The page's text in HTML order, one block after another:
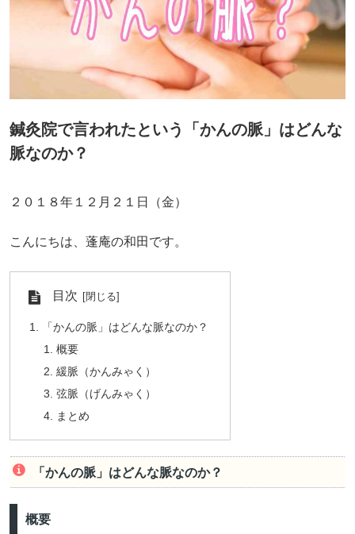
鍼灸院で言われたという「かんの脈」はどんな
脈なのか？
２０１８年１２月２１日（金）
こんにちは、蓬庵の和田です。
目次
「かんの脈」はどんな脈なのか？
概要
緩脈（かんみゃく）
弦脈（げんみゃく）
まとめ
「かんの脈」はどんな脈なのか？
概要